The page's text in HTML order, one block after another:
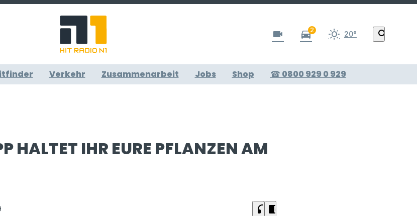
videocam directions_car2 20° search
Verkehr Zusammenarbeit Jobs Shop ☎ 0800 929 0 929
HALTET IHR EURE PFLANZEN AM
headphones chrome_reader_mode